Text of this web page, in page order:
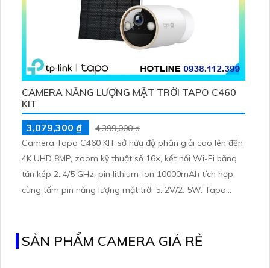
CAMERA NĂNG LƯỢNG MẶT TRỜI TAPO C460
KIT
3,079,300 ₫
4,399,000 ₫
Camera Tapo C460 KIT sở hữu độ phân giải cao lên đến
4K UHD 8MP, zoom kỹ thuật số 16×, kết nối Wi-Fi băng
tần kép 2. 4/5 GHz, pin lithium-ion 10000mAh tích hợp
cùng tấm pin năng lượng mặt trời 5. 2V/2. 5W. Tapo
SẢN PHẨM CAMERA GIÁ RẺ